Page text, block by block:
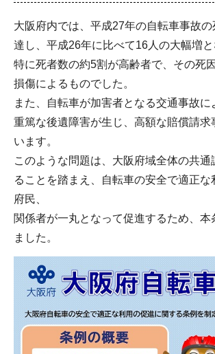
大阪府内では、平成27年の自転車事故
達し、平成26年に比べて16人の大幅増と
特に死者数の約5割が高齢者で、その死
損傷によるものでした。
また、自転車が加害者となる交通事故
重篤な後遺障害が生じ、高額な賠償請求
います。
このような問題は、大阪府域全体の共通
ることを踏まえ、自転車の安全で適正な
府民、
関係者が一丸となって促進するため、本
ました。